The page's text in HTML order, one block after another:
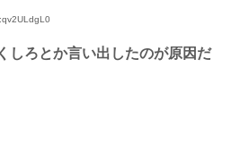
しろとか言い出したのが原因だ